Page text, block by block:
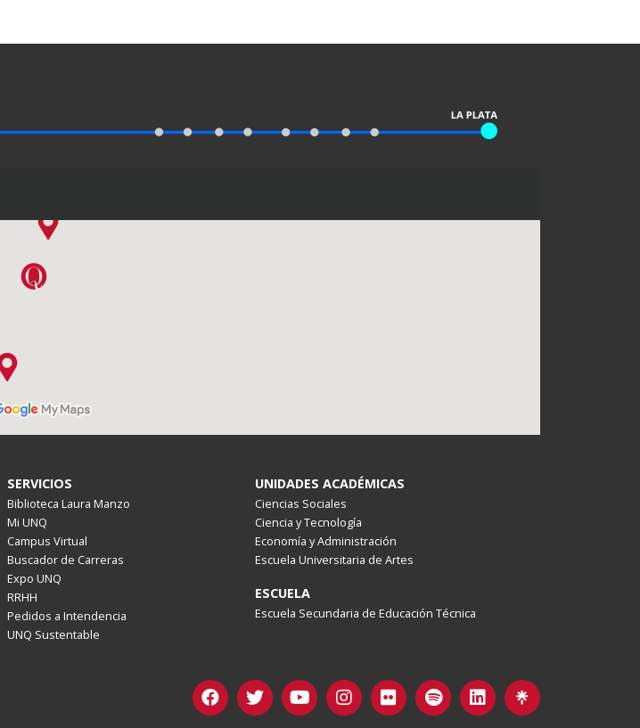
SERVICIOS
Biblioteca Laura Manzo
Mi UNQ
Campus Virtual
Buscador de Carreras
Expo UNQ
RRHH
Pedidos a Intendencia
UNQ Sustentable
UNIDADES ACADÉMICAS
Ciencias Sociales
Ciencia y Tecnología
Economía y Administración
Escuela Universitaria de Artes
ESCUELA
Escuela Secundaria de Educación Técnica